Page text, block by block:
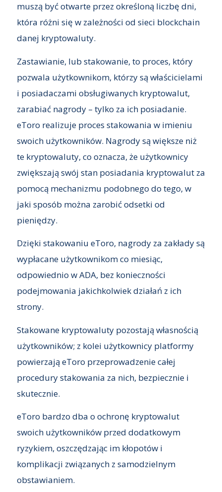
muszą być otwarte przez określoną liczbę dni,
która różni się w zależności od sieci blockchain
danej kryptowaluty.
Zastawianie, lub stakowanie, to proces, który
pozwala użytkownikom, którzy są właścicielami
i posiadaczami obsługiwanych kryptowalut,
zarabiać nagrody – tylko za ich posiadanie.
eToro realizuje proces stakowania w imieniu
swoich użytkowników. Nagrody są większe niż
te kryptowaluty, co oznacza, że użytkownicy
zwiększają swój stan posiadania kryptowalut za
pomocą mechanizmu podobnego do tego, w
jaki sposób można zarobić odsetki od
pieniędzy.
Dzięki stakowaniu eToro, nagrody za zakłady są
wypłacane użytkownikom co miesiąc,
odpowiednio w ADA, bez konieczności
podejmowania jakichkolwiek działań z ich
strony.
Stakowane kryptowaluty pozostają własnością
użytkowników; z kolei użytkownicy platformy
powierzają eToro przeprowadzenie całej
procedury stakowania za nich, bezpiecznie i
skutecznie.
eToro bardzo dba o ochronę kryptowalut
swoich użytkowników przed dodatkowym
ryzykiem, oszczędzając im kłopotów i
komplikacji związanych z samodzielnym
obstawianiem.